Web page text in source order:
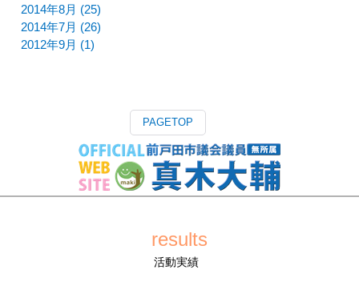
2014年8月 (25)
2014年7月 (26)
2012年9月 (1)
PAGETOP
results
活動実績